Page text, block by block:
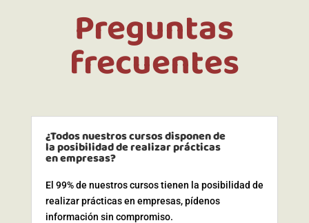
Preguntas
frecuentes
¿Todos nuestros cursos disponen de
la posibilidad de realizar prácticas
en empresas?
El 99% de nuestros cursos tienen la posibilidad de
realizar prácticas en empresas, pídenos
información sin compromiso.